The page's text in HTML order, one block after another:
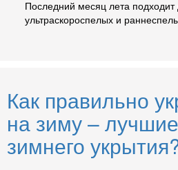
Последний месяц лета
ультраскороспелых и
Как правильно
на зиму –
зимнего